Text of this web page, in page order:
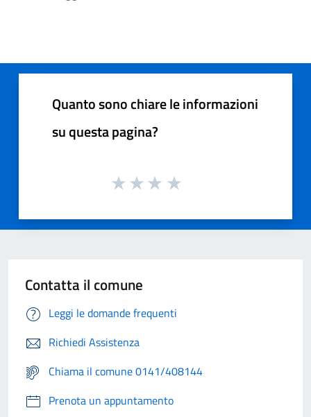
Quanto sono chiare le informazioni
su questa pagina?
Contatta il comune
Leggi le domande frequenti
Richiedi Assistenza
Chiama il comune 0141/408144
Prenota un appuntamento